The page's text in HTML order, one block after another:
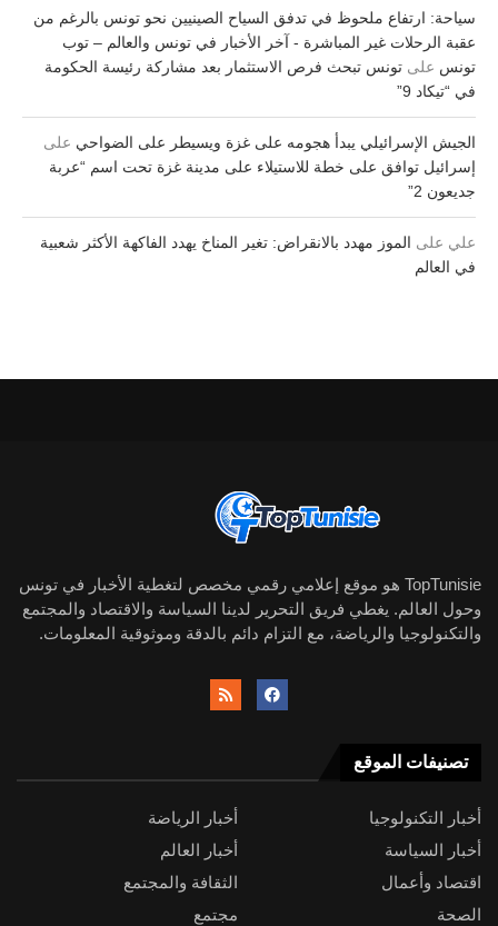
سياحة: ارتفاع ملحوظ في تدفق السياح الصينيين نحو تونس بالرغم من
عقبة الرحلات غير المباشرة - آخر الأخبار في تونس والعالم – توب
تونس على تونس تبحث فرص الاستثمار بعد مشاركة رئيسة الحكومة
في “تيكاد 9”
الجيش الإسرائيلي يبدأ هجومه على غزة ويسيطر على الضواحي على
إسرائيل توافق على خطة للاستيلاء على مدينة غزة تحت اسم “عربة
جديعون 2”
علي على الموز مهدد بالانقراض: تغير المناخ يهدد الفاكهة الأكثر شعبية
في العالم
TopTunisie هو موقع إعلامي رقمي مخصص لتغطية الأخبار في تونس
وحول العالم. يغطي فريق التحرير لدينا السياسة والاقتصاد والمجتمع
والتكنولوجيا والرياضة، مع التزام دائم بالدقة وموثوقية المعلومات.
تصنيفات الموقع
أخبار التكنولوجيا
أخبار الرياضة
أخبار السياسة
أخبار العالم
اقتصاد وأعمال
الثقافة والمجتمع
الصحة
مجتمع